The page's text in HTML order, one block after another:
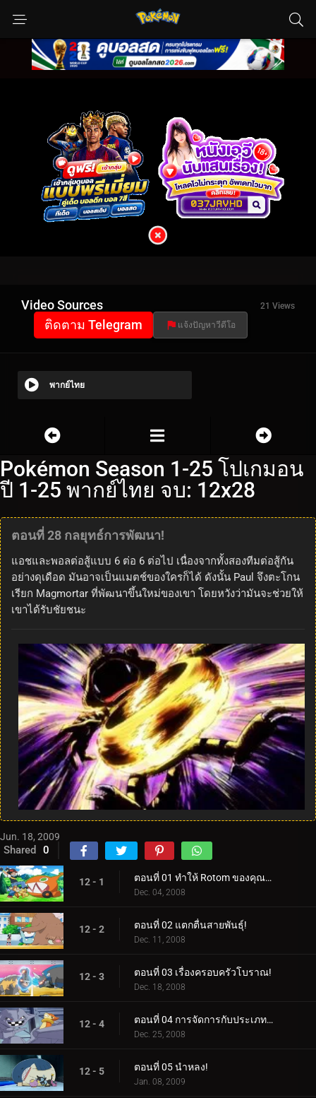
Video Sources 21 Views
ติดตาม Telegram แจ้งปัญหาวีดีโอ
พากย์ไทย
Pokémon Season 1-25 โปเกมอน
ปี 1-25 พากย์ไทย จบ: 12x28
ตอนที่ 28 กลยุทธ์การพัฒนา!
แอชและพอลต่อสู้แบบ 6 ต่อ 6 ต่อไป เนื่องจากทั้งสองทีมต่อสู้กัน
อย่างดุเดือด มันอาจเป็นแมตช์ของใครก็ได้ ดังนั้น Paul จึงตะโกน
เรียก Magmortar ที่พัฒนาขึ้นใหม่ของเขา โดยหวังว่ามันจะช่วยให้
เขาได้รับชัยชนะ
Jun. 18, 2009
Shared 0
12 - 1 ตอนที่ 01 ทำให้ Rotom ของคุณทำงาน!
Dec. 04, 2008
12 - 2 ตอนที่ 02 แตกตื่นสายพันธุ์!
Dec. 11, 2008
12 - 3 ตอนที่ 03 เรื่องครอบครัวโบราณ!
Dec. 18, 2008
12 - 4 ตอนที่ 04 การจัดการกับประเภทการป้องกัน!
Dec. 25, 2008
12 - 5 ตอนที่ 05 นำหลง!
Jan. 08, 2009